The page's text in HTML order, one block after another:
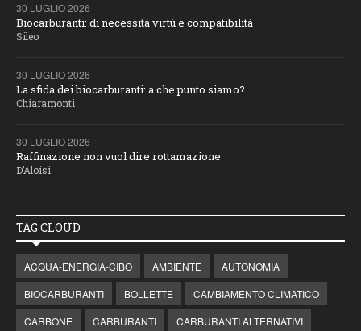
30 LUGLIO 2026
Biocarburanti: di necessità virtù e compatibilità
Sileo
30 LUGLIO 2026
La sfida dei biocarburanti: a che punto siamo?
Chiaramonti
30 LUGLIO 2026
Raffinazione non vuol dire rottamazione
D’Aloisi
TAG CLOUD
ACQUA-ENERGIA-CIBO AMBIENTE
AUTONOMIA
BIOCARBURANTI
BOLLETTE
CAMBIAMENTO CLIMATICO
CARBONE
CARBURANTI
CARBURANTI ALTERNATIVI